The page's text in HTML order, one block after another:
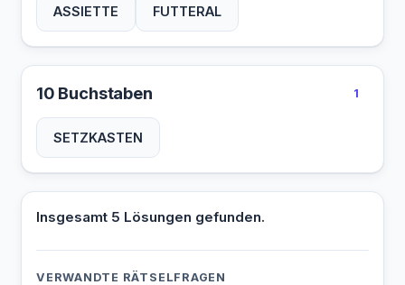
ASSIETTE FUTTERAL
10 Buchstaben 1
SETZKASTEN
Insgesamt 5 Lösungen gefunden.
VERWANDTE RÄTSELFRAGEN